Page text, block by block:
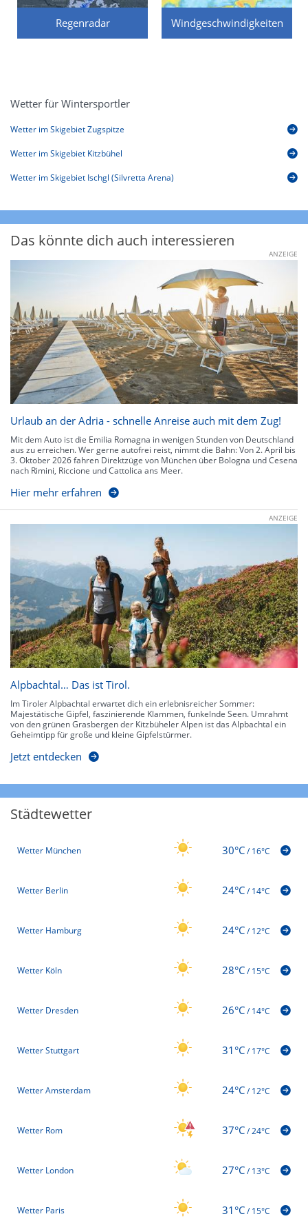
Regenradar Windgeschwindigkeiten
Wetter für Wintersportler
Wetter im Skigebiet Zugspitze
Wetter im Skigebiet Kitzbühel
Wetter im Skigebiet Ischgl (Silvretta Arena)
Das könnte dich auch interessieren
ANZEIGE
Urlaub an der Adria - schnelle Anreise auch mit dem Zug!
Mit dem Auto ist die Emilia Romagna in wenigen Stunden von Deutschland
aus zu erreichen. Wer gerne autofrei reist, nimmt die Bahn: Von 2. April bis
3. Oktober 2026 fahren Direktzüge von München über Bologna und Cesena
nach Rimini, Riccione und Cattolica ans Meer.
Hier mehr erfahren
ANZEIGE
Alpbachtal… Das ist Tirol.
Im Tiroler Alpbachtal erwartet dich ein erlebnisreicher Sommer:
Majestätische Gipfel, faszinierende Klammen, funkelnde Seen. Umrahmt
von den grünen Grasbergen der Kitzbüheler Alpen ist das Alpbachtal ein
Geheimtipp für große und kleine Gipfelstürmer.
Jetzt entdecken
Städtewetter
Wetter München 30°C/16°C
Wetter Berlin 24°C/14°C
Wetter Hamburg 24°C/12°C
Wetter Köln 28°C/15°C
Wetter Dresden 26°C/14°C
Wetter Stuttgart 31°C/17°C
Wetter Amsterdam 24°C/12°C
Wetter Rom 37°C/24°C
Wetter London 27°C/13°C
Wetter Paris 31°C/15°C